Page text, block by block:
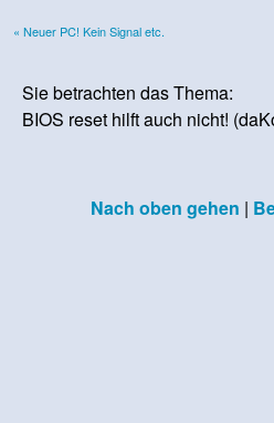
« Neuer PC! Kein Signal etc.
Sie betrachten das Thema:
BIOS reset hilft auch nicht!
Nach oben gehen |